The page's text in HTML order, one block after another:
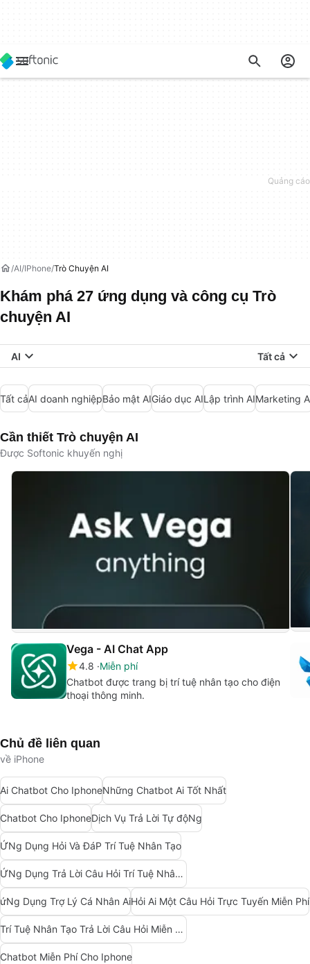
AI IPhone Trò Chuyện AI
Khám phá 27 ứng dụng và công cụ Trò
chuyện AI
AI Tất cả
Tất cảAI doanh nghiệpBảo mật AIGiáo dục AILập trình AIMarketing
Cần thiết Trò chuyện AI
Được Softonic khuyến nghị
Vega - AI Chat App
4.8 Miễn phí
Chatbot được trang bị trí tuệ nhân tạo cho điện
thoại thông minh.
Chủ đề liên quan
về iPhone
Ai Chatbot Cho IphoneNhững Chatbot Ai Tốt Nhất
Chatbot Cho IphoneDịch Vụ Trả Lời Tự độNg
ỨNg Dụng Hỏi Và ĐáP Trí Tuệ Nhân Tạo
ỨNg Dụng Trả Lời Câu Hỏi Trí Tuệ Nhân Tạo
ứNg Dụng Trợ Lý Cá Nhân AiHỏi Ai Một Câu Hỏi Trực Tuyến Miễn Phí
Trí Tuệ Nhân Tạo Trả Lời Câu Hỏi Miễn Phí
Chatbot Miễn Phí Cho Iphone